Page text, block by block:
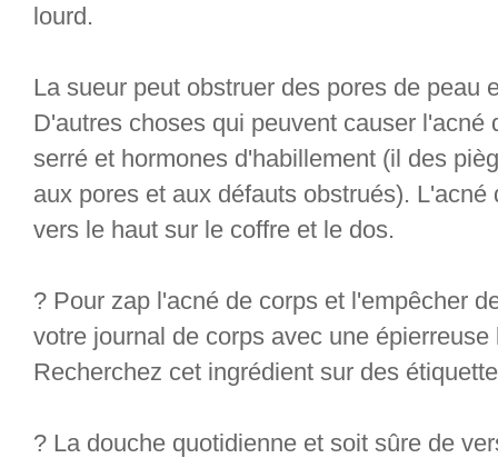
lourd.
La sueur peut obstruer des pores de peau
D'autres choses qui peuvent causer l'acné
serré et hormones d'habillement (il des
aux pores et aux défauts obstrués).
vers le haut sur le coffre et le dos.
? Pour zap l'acné de corps et l'empêcher
votre journal de corps avec une
Recherchez cet ingrédient sur des
? La douche quotidienne et soit sûre de